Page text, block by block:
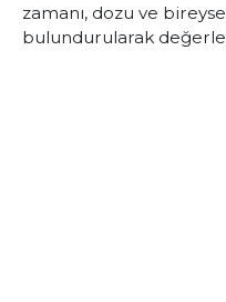
zamanı, dozu ve
bulundurularak